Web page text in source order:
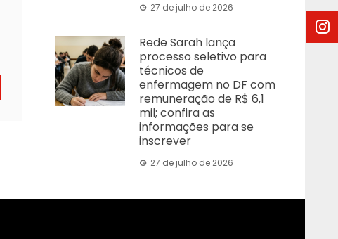
27 de julho de 2026
Rede Sarah lança
processo seletivo para
técnicos de
enfermagem no DF com
remuneração de R$ 6,1
mil; confira as
informações para se
inscrever
27 de julho de 2026